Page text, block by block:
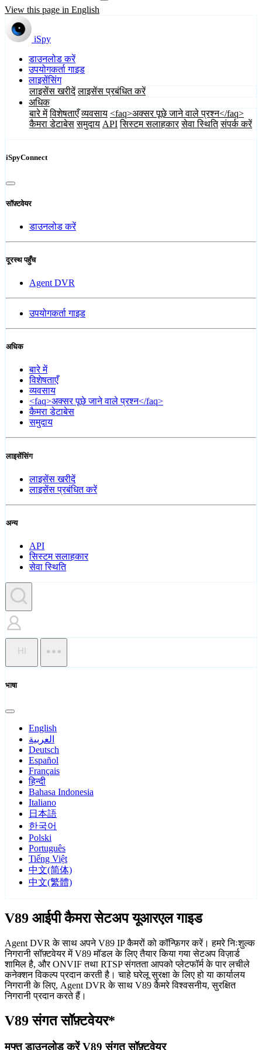
View this page in English
iSpy
डाउनलोड करें
उपयोगकर्ता गाइड
लाइसेंसिंग
लाइसेंस खरीदें लाइसेंस प्रबंधित करें
अधिक
बारे में विशेषताएँ व्यवसाय <faq>अक्सर पूछे जाने वाले प्रश्न</faq>
कैमरा डेटाबेस समुदाय API सिस्टम सलाहकार सेवा स्थिति संपर्क करें
iSpyConnect
सॉफ़्टवेयर
डाउनलोड करें
दूरस्थ पहुँच
Agent DVR
उपयोगकर्ता गाइड
अधिक
बारे में
विशेषताएँ
व्यवसाय
<faq>अक्सर पूछे जाने वाले प्रश्न</faq>
कैमरा डेटाबेस
समुदाय
लाइसेंसिंग
लाइसेंस खरीदें
लाइसेंस प्रबंधित करें
अन्य
API
सिस्टम सलाहकार
सेवा स्थिति
HI
भाषा
English
العربية
Deutsch
Español
Français
हिन्दी
Bahasa Indonesia
Italiano
日本語
한국어
Polski
Português
Tiếng Việt
中文(简体)
中文(繁體)
V89 आईपी कैमरा सेटअप यूआरएल गाइड
Agent DVR के साथ अपने V89 IP कैमरों को कॉन्फ़िगर करें। हमरे निःशुल्क
निगरानी सॉफ़्टवेयर में V89 मॉडल के लिए तैयार किया गया सेटअप विज़ार्ड
शामिल है, और ONVIF तथा RTSP संगतता आपको प्लेटफॉर्म के पार लचीले
कनेक्शन विकल्प प्रदान करती है। चाहे घरेलू सुरक्षा के लिए हो या कार्यालय
निगरानी के लिए, Agent DVR के साथ V89 कैमरे विश्वसनीय, सुरक्षित
निगरानी प्रदान करते हैं।
V89 संगत सॉफ़्टवेयर*
मुफ्त डाउनलोड करें V89 संगत सॉफ़्टवेयर